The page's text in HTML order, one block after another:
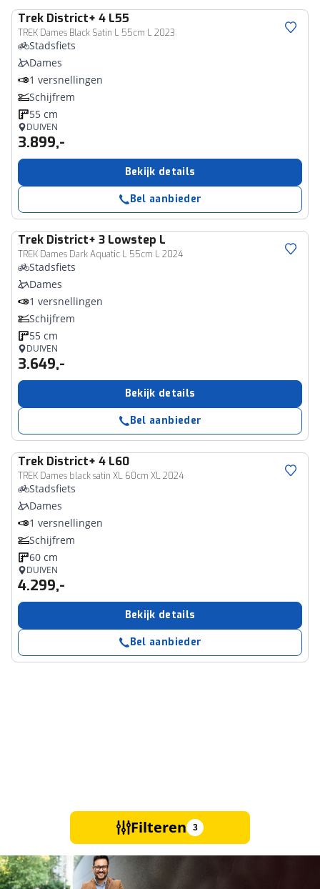
Trek District+ 4 L55
TREK Dames Black Satin L 55cm L 2023
Stadsfiets
Dames
1 versnellingen
Schijfrem
55 cm
DUIVEN
3.899,-
Bekijk details
Bel aanbieder
Trek District+ 3 Lowstep L
TREK Dames Dark Aquatic L 55cm L 2024
Stadsfiets
Dames
1 versnellingen
Schijfrem
55 cm
DUIVEN
3.649,-
Bekijk details
Bel aanbieder
Trek District+ 4 L60
TREK Dames black satin XL 60cm XL 2024
Stadsfiets
Dames
1 versnellingen
Schijfrem
60 cm
DUIVEN
4.299,-
Bekijk details
Bel aanbieder
Filteren 3